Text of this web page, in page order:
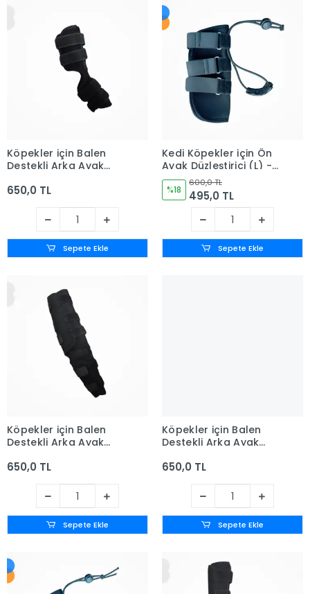
Köpekler için Balen
Destekli Arka Ayak
- (XS)
650,0 TL
Sepete Ekle
Kedi Köpekler için Ön
Ayak Düzleştirici (L) -
Large
%18
600,0 TL
495,0 TL
Sepete Ekle
Köpekler için Balen
Destekli Arka Ayak
- (M)
650,0 TL
Sepete Ekle
Köpekler için Balen
Destekli Arka Ayak
(S)
650,0 TL
Sepete Ekle